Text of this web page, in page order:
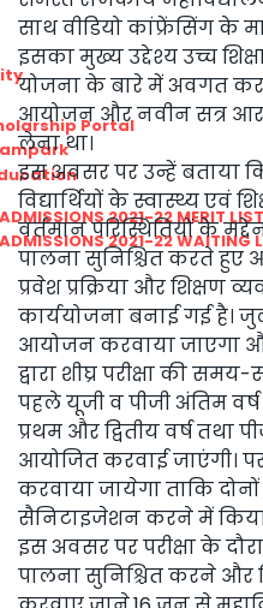
Portal
2021-22 MERIT
2021-22 WAITING
साथ वीडियो कांफ्रेंसिंग के
इसका मुख्य उद्देश्य उच्च
योजना के बारे में अवगत
आयोजन और नवीन सत्र
लेना था।
इस अवसर पर उन्हें बताया
विद्यार्थियों के स्वास्थ्य एवं
वर्तमान परिस्थितियों के
पालना सुनिश्चित करते हुए
प्रवेश प्रक्रिया और शिक्षण
कार्ययोजना बनाई गई है।
आयोजन करवाया जाएगा
द्वारा शीघ्र परीक्षा की
पहले यूजी व पीजी अंतिम
प्रथम और द्वितीय वर्ष तथा
आयोजित करवाई जाएंगी।
करवाया जायेगा ताकि दोनों
सैनिटाइजेशन करने में
इस अवसर पर परीक्षा के
पालना सुनिश्चित करने और